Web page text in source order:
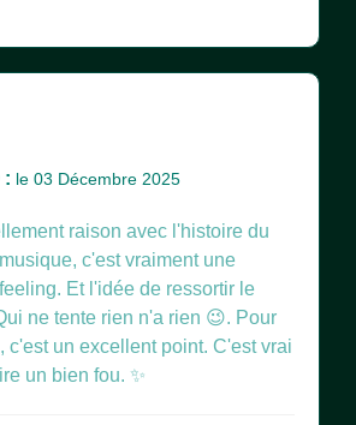
: le 03 Décembre 2025
raison avec l'histoire du
c'est vraiment une
Et l'idée de ressortir le
ne tente rien n'a rien 😉. Pour
c'est un excellent point. C'est vrai
un bien fou. ✨